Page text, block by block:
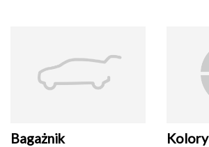
Bagażnik Kolory